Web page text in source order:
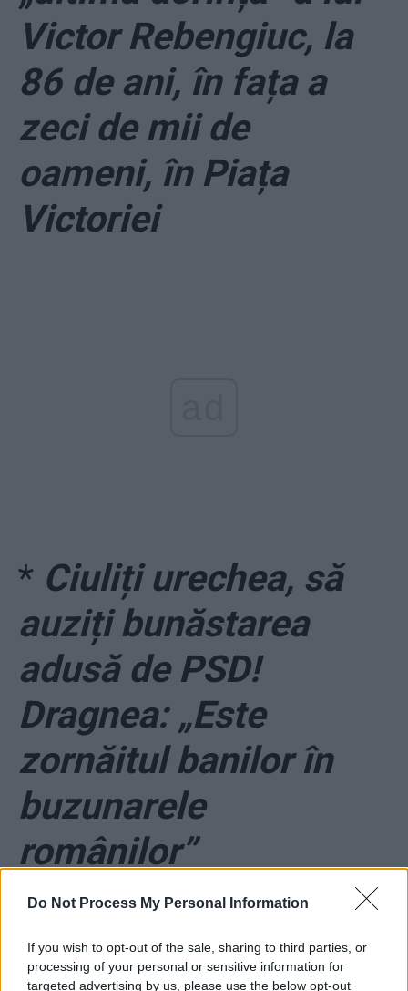
Do Not Process My Personal Information
If you wish to opt-out of the sale, sharing to third parties, or
processing of your personal or sensitive information for
targeted advertising by us, please use the below opt-out
Victor Rebengiuc, la
86 de ani, în fața a
zeci de mii de
oameni, în Piața
Victoriei
* Ciuliți urechea, să
auziți bunăstarea
adusă de PSD!
Dragnea: „Este
zornăitul banilor în
buzunarele
românilor”
*Carmen Avram
(PSD), minciună